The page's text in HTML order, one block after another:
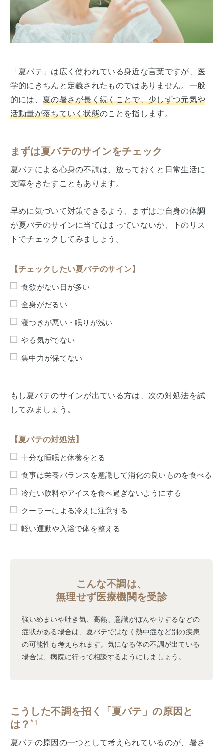
「夏バテ」は広く使われている身近な言葉ですが、医
学的にきちんと定義されたものではありません。一般
的には、 夏の暑さが長く続くことで、少しずつ元気や
活動量が落ちていく状態のことを指します。
まずは夏バテのサインをチェック
夏バテによる心身の不調は、放っておくと日常生活に
支障をきたすこともあります。
早めに気づいて対策できるよう、まずはご自身の体調
が夏バテのサインに当てはまっていないか、下のリス
トでチェックしてみましょう。
【チェックしたい夏バテのサイン】
食欲がない日が多い
全身がだるい
寝つきが悪い・眠りが浅い
やる気がでない
集中力が保てない
もし夏バテのサインが出ている方は、次の対処法を試
してみましょう。
【夏バテの対処法】
十分な睡眠と休養をとる
食事は栄養バランスを意識して消化の良いものを食べる
冷たい飲料やアイスを食べ過ぎないようにする
クーラーによる冷えに注意する
軽い運動や入浴で体を整える
こんな不調は、
無理せず医療機関を受診
強いめまいや吐き気、高熱、意識がぼんやりするなどの
症状がある場合は、夏バテではなく熱中症など別の疾患
の可能性も考えられます。気になる体の不調が出ている
場合は、病院に行って相談するようにしましょう。
こうした不調を招く「夏バテ」の原因と
は？ *1
夏バテの原因の一つとして考えられているのが、暑さ